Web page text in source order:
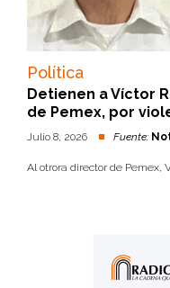
Política
Detienen a Víctor
de Pemex, por
Julio 8, 2026 Fuente:
Al otrora director de Pemex,